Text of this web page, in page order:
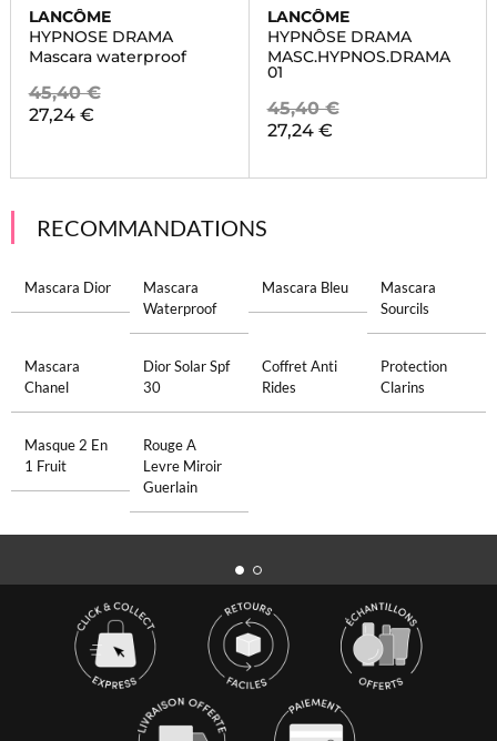
LANCÔME
HYPNOSE DRAMA
Mascara waterproof
45,40 €
27,24 €
LANCÔME
HYPNÔSE DRAMA
MASC.HYPNOS.DRAMA
01
45,40 €
27,24 €
RECOMMANDATIONS
Mascara Dior
Mascara
Waterproof
Mascara Bleu
Mascara
Sourcils
Mascara
Chanel
Dior Solar Spf
30
Coffret Anti
Rides
Protection
Clarins
Masque 2 En
1 Fruit
Rouge A
Levre Miroir
Guerlain